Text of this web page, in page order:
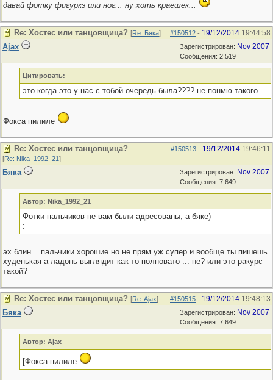
давай фотку фигуркэ или ног... ну хоть краешек...
#150512 - 19/12/2014 19:44:58
Re: Хостес или танцовщица? [Re: Бяка]
Зарегистрирован: Nov 2007
Сообщения: 2,519
Ajax
Цитировать:
это когда это у нас с тобой очередь была???? не понмю такого
Фокса пилиле
#150513 - 19/12/2014 19:46:11
Re: Хостес или танцовщица?
[Re: Nika_1992_21]
Зарегистрирован: Nov 2007
Сообщения: 7,649
Бяка
Автор: Nika_1992_21
Фотки пальчиков не вам были адресованы, а бяке)
:
эх блин... пальчики хорошие но не прям уж супер и вообще ты пишешь
худенькая а ладонь выглядит как то полновато ... не? или это ракурс
такой?
#150515 - 19/12/2014 19:48:13
Re: Хостес или танцовщица? [Re: Ajax]
Зарегистрирован: Nov 2007
Сообщения: 7,649
Бяка
Автор: Ajax
[Фокса пилиле